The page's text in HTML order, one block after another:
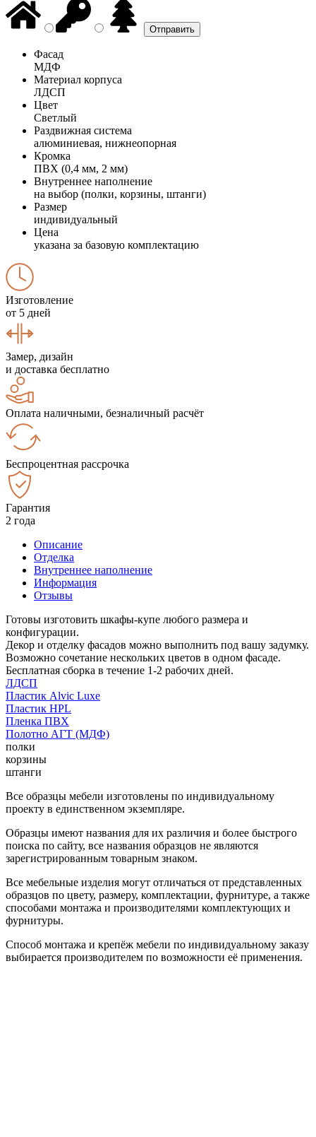
Фасад
МДФ
Материал корпуса
ЛДСП
Цвет
Светлый
Раздвижная система
алюминиевая, нижнеопорная
Кромка
ПВХ (0,4 мм, 2 мм)
Внутреннее наполнение
на выбор (полки, корзины, штанги)
Размер
индивидуальный
Цена
указана за базовую комплектацию
Изготовление
от 5 дней
Замер, дизайн
и доставка бесплатно
Оплата наличными, безналичный расчёт
Беспроцентная рассрочка
Гарантия
2 года
Описание
Отделка
Внутреннее наполнение
Информация
Отзывы
Готовы изготовить шкафы-купе любого размера и
конфигурации.
Декор и отделку фасадов можно выполнить под вашу задумку.
Возможно сочетание нескольких цветов в одном фасаде.
Бесплатная сборка в течение 1-2 рабочих дней.
ЛДСП
Пластик Alvic Luxe
Пластик HPL
Пленка ПВХ
Полотно АГТ (МДФ)
полки
корзины
штанги
Все образцы мебели изготовлены по индивидуальному
проекту в единственном экземпляре.
Образцы имеют названия для их различия и более быстрого
поиска по сайту, все названия образцов не являются
зарегистрированным товарным знаком.
Все мебельные изделия могут отличаться от представленных
образцов по цвету, размеру, комплектации, фурнитуре, а также
способами монтажа и производителями комплектующих и
фурнитуры.
Способ монтажа и крепёж мебели по индивидуальному заказу
выбирается производителем по возможности её применения.